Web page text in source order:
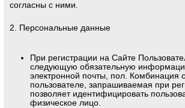
согласны с ними.
2. Персональные данные
При регистрации на Сайте
следующую обязательную
электронной почты, пол. Комбинация
пользователе, запрашиваемая при
позволяет идентифицировать
физическое лицо.